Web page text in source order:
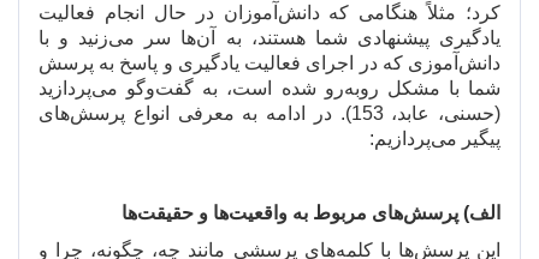
کرد؛ مثلاً هنگامی که دانش آموزان در حال انجام فعالیت
یادگیری پیشنهادی شما هستند، به آنها سر میزنید و با
دانش آموزی که در اجرای فعالیت یادگیری و پاسخ به پرسش
شما با مشکل روبهرو شده است، به گفتوگو میپردازید
(حسنی، عابد، 153). در ادامه به معرفی انواع پرسش
های
پیگیر میپردازیم:
الف) پرسشهای مربوط به واقعیتها و حقیقتها
این پرسشها با کلمههای پرسشی مانند چه، چگونه، چرا و